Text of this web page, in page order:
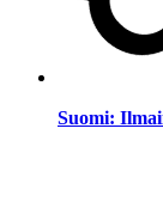
Suomi: